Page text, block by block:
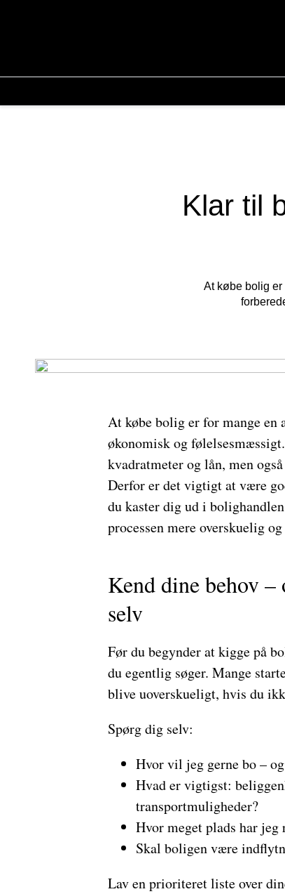
Klar til
At købe bolig
At købe bolig er for mange en
økonomisk og
kvadratmeter og lån, men
Derfor er det vigtigt at være
du kaster dig ud i
processen mere overskuelig
Kend dine behov
selv
Før du begynder at kigge på
du egentlig søger. Mange
blive uoverskueligt, hvis du
Spørg dig selv:
Hvor vil jeg gerne bo –
Hvad er vigtigst:
transportmuligheder?
Hvor meget plads har jeg
Skal boligen være
Lav en prioriteret liste over